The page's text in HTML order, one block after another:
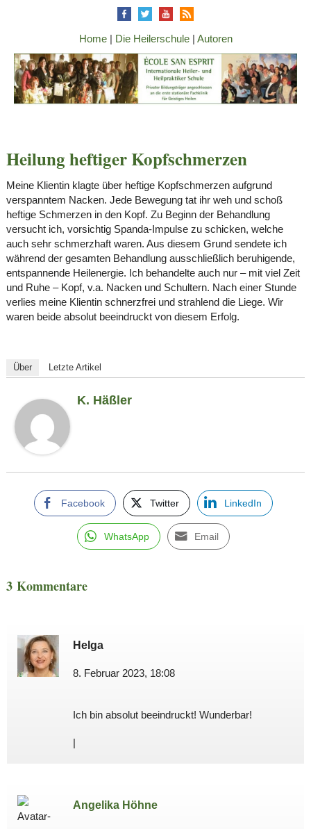
Home| Die Heilerschule| Autoren
Heilung heftiger Kopfschmerzen
Meine Klientin klagte über heftige Kopfschmerzen aufgrund
verspanntem Nacken. Jede Bewegung tat ihr weh und schoß
heftige Schmerzen in den Kopf. Zu Beginn der Behandlung
versucht ich, vorsichtig Spanda-Impulse zu schicken, welche
auch sehr schmerzhaft waren. Aus diesem Grund sendete ich
während der gesamten Behandlung ausschließlich beruhigende,
entspannende Heilenergie. Ich behandelte auch nur – mit viel Zeit
und Ruhe – Kopf, v.a. Nacken und Schultern. Nach einer Stunde
verlies meine Klientin schnerzfrei und strahlend die Liege. Wir
waren beide absolut beeindruckt von diesem Erfolg.
Über Letzte Artikel
K. Häßler
Facebook Twitter LinkedIn
WhatsApp Email
3 Kommentare
Helga
8. Februar 2023, 18:08
Ich bin absolut beeindruckt! Wunderbar!
|
Angelika Höhne